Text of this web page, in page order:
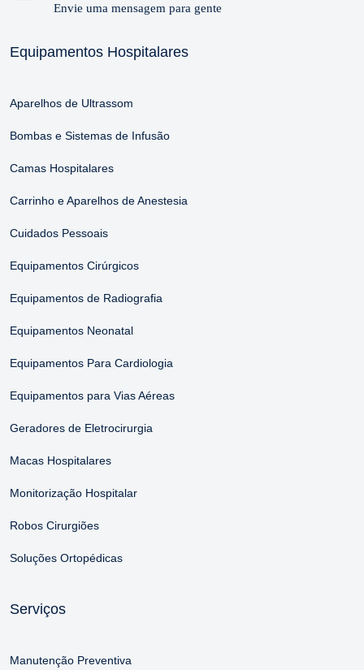
Envie uma mensagem para gente
Equipamentos Hospitalares
Aparelhos de Ultrassom
Bombas e Sistemas de Infusão
Camas Hospitalares
Carrinho e Aparelhos de Anestesia
Cuidados Pessoais
Equipamentos Cirúrgicos
Equipamentos de Radiografia
Equipamentos Neonatal
Equipamentos Para Cardiologia
Equipamentos para Vias Aéreas
Geradores de Eletrocirurgia
Macas Hospitalares
Monitorização Hospitalar
Robos Cirurgiões
Soluções Ortopédicas
Serviços
Manutenção Preventiva